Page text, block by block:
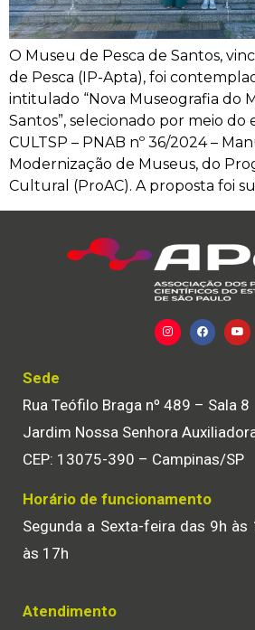
O Museu de Pesca de Santos,
de Pesca (IP-Apta), foi
intitulado “Nova Museografia do
Santos”, selecionado por meio
CULTSP – PNAB nº 36/2024 –
Modernização de Museus, do
Cultural (ProAC). A proposta foi
Sede
Rua Teófilo Braga nº 489 – Sala 8
Jardim Nossa Senhora
CEP: 13075-390 – Campinas/SP
Horário de funcionamento
Segunda a Sexta-feira das 9h às
às 17h
Atendimento